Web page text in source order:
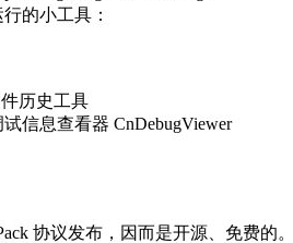
的小工具：
历史工具
信息查看器 CnDebugViewer
协议发布，因而是开源、免费的。